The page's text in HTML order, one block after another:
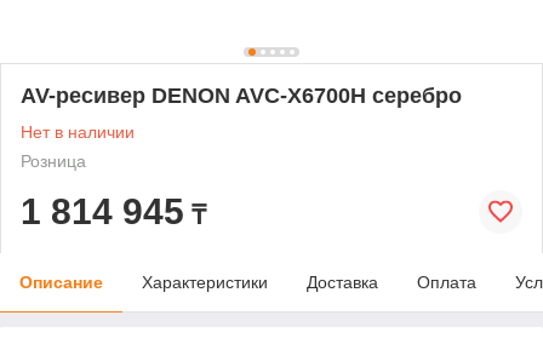
AV-ресивер DENON AVC-X6700H серебро
Нет в наличии
Розница
1 814 945 ₸
Описание Характеристики Доставка Оплата